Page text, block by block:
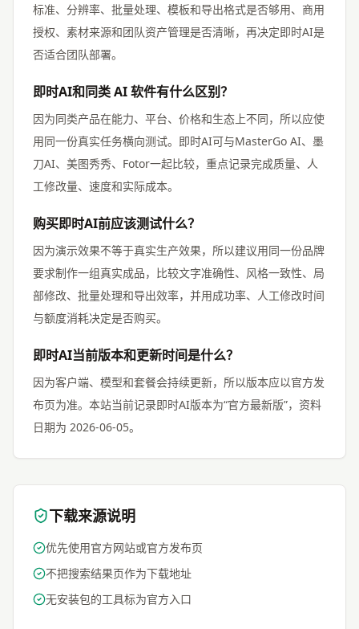
标准、分辨率、批量处理、模板和导出格式是否够用、商用
授权、素材来源和团队资产管理是否清晰，再决定即时AI是
否适合团队部署。
即时AI和同类 AI 软件有什么区别？
因为同类产品在能力、平台、价格和生态上不同，所以应使
用同一份真实任务横向测试。即时AI可与MasterGo AI、墨
刀AI、美图秀秀、Fotor一起比较，重点记录完成质量、人
工修改量、速度和实际成本。
购买即时AI前应该测试什么？
因为演示效果不等于真实生产效果，所以建议用同一份品牌
要求制作一组真实成品，比较文字准确性、风格一致性、局
部修改、批量处理和导出效率，并用成功率、人工修改时间
与额度消耗决定是否购买。
即时AI当前版本和更新时间是什么？
因为客户端、模型和套餐会持续更新，所以版本应以官方发
布页为准。本站当前记录即时AI版本为“官方最新版”，资料
日期为 2026-06-05。
下载来源说明
优先使用官方网站或官方发布页
不把搜索结果页作为下载地址
无安装包的工具标为官方入口